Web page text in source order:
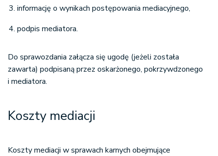
informację o wynikach postępowania mediacyjnego,
podpis mediatora.
Do sprawozdania załącza się ugodę (jeżeli została
zawarta) podpisaną przez oskarżonego, pokrzywdzonego
i mediatora.
Koszty mediacji
Koszty mediacji w sprawach karnych obejmujące